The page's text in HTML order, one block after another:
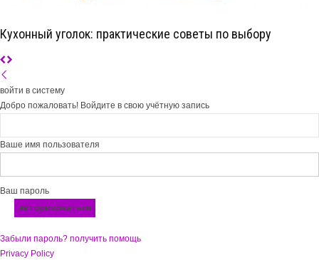
Кухонный уголок: практические советы по выбору
войти в систему
Добро пожаловать! Войдите в свою учётную запись
Ваше имя пользователя
Ваш пароль
Забыли пароль? получить помощь
Privacy Policy